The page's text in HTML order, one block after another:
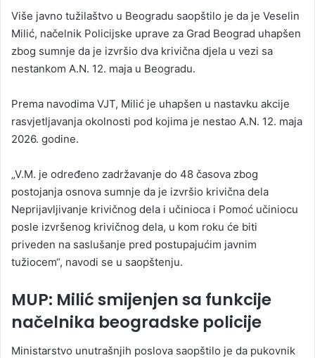
Više javno tužilaštvo u Beogradu saopštilo je da je Veselin
Milić, načelnik Policijske uprave za Grad Beograd uhapšen
zbog sumnje da je izvršio dva krivična djela u vezi sa
nestankom A.N. 12. maja u Beogradu.
Prema navodima VJT, Milić je uhapšen u nastavku akcije
rasvjetljavanja okolnosti pod kojima je nestao A.N. 12. maja
2026. godine.
„V.M. je određeno zadržavanje do 48 časova zbog
postojanja osnova sumnje da je izvršio krivična dela
Neprijavljivanje krivičnog dela i učinioca i Pomoć učiniocu
posle izvršenog krivičnog dela, u kom roku će biti
priveden na saslušanje pred postupajućim javnim
tužiocem“, navodi se u saopštenju.
MUP: Milić smijenjen sa funkcije
načelnika beogradske policije
Ministarstvo unutrašnjih poslova saopštilo je da pukovnik